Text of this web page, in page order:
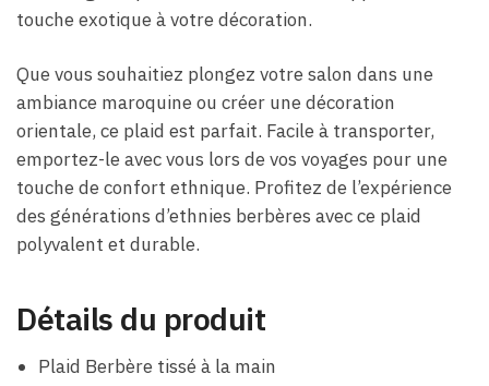
touche exotique à votre décoration.
Que vous souhaitiez plongez votre salon dans une
ambiance maroquine ou créer une décoration
orientale, ce plaid est parfait. Facile à transporter,
emportez-le avec vous lors de vos voyages pour une
touche de confort ethnique. Profitez de l’expérience
des générations d’ethnies berbères avec ce plaid
polyvalent et durable.
Détails du produit
Plaid Berbère tissé à la main